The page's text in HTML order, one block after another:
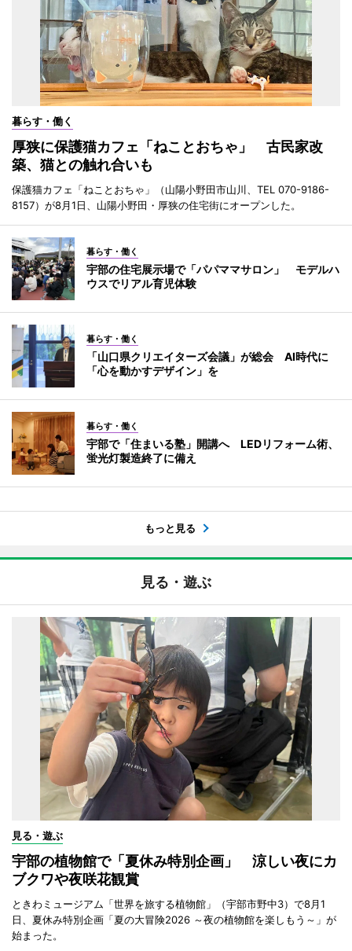
暮らす・働く
厚狭に保護猫カフェ「ねことおちゃ」 古民家改
築、猫との触れ合いも
保護猫カフェ「ねことおちゃ」（山陽小野田市山川、TEL 070-9186-
8157）が8月1日、山陽小野田・厚狭の住宅街にオープンした。
暮らす・働く
宇部の住宅展示場で「パパママサロン」 モデルハ
ウスでリアル育児体験
暮らす・働く
「山口県クリエイターズ会議」が総会 AI時代に
「心を動かすデザイン」を
暮らす・働く
宇部で「住まいる塾」開講へ LEDリフォーム術、
蛍光灯製造終了に備え
もっと見る
見る・遊ぶ
見る・遊ぶ
宇部の植物館で「夏休み特別企画」 涼しい夜にカ
ブクワや夜咲花観賞
ときわミュージアム「世界を旅する植物館」（宇部市野中3）で8月1
日、夏休み特別企画「夏の大冒険2026 ～夜の植物館を楽しもう～」が
始まった。